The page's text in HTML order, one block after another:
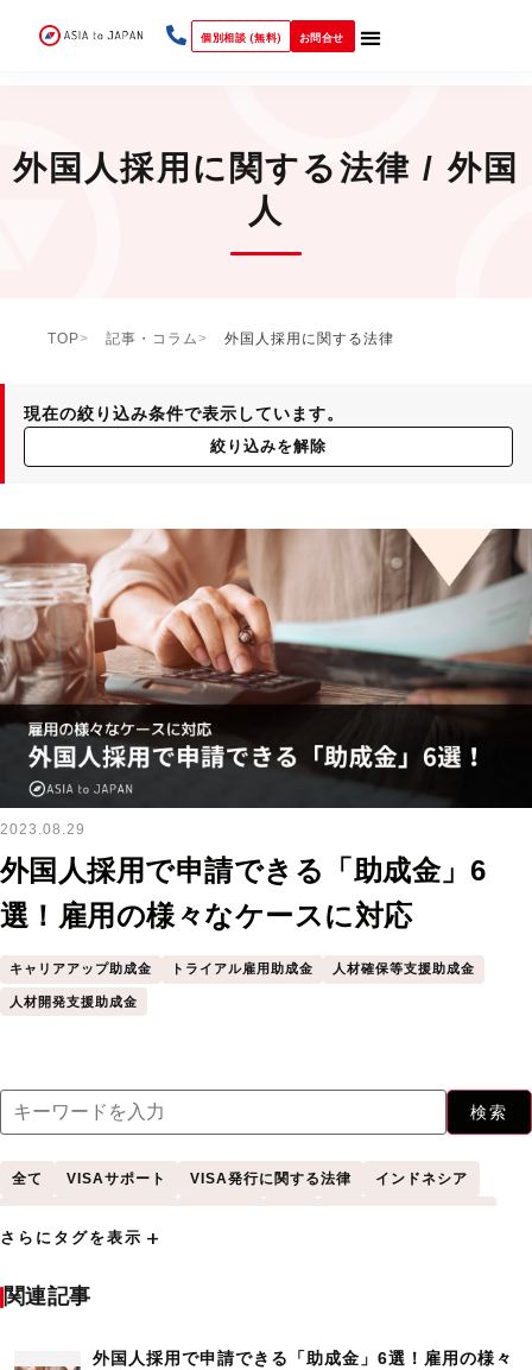
個別相談 (無料) お問合せ
外国人採用に関する法律 / 外国
人
TOP 記事・コラム 外国人採用に関する法律
現在の絞り込み条件で表示しています。
絞り込みを解除
2023.08.29
外国人採用で申請できる「助成金」6
選！雇用の様々なケースに対応
キャリアアップ助成金 トライアル雇用助成金 人材確保等支援助成金
人材開発支援助成金
検索
全て VISAサポート VISA発行に関する法律 インドネシア
フィーチャー ベトナム
人材開発支援助成金
外国人採用HowTo 外国人材 外国人材受け入れ
さらにタグを表示 add
関連記事
外国人採用で申請できる「助成金」6選！雇用の様々